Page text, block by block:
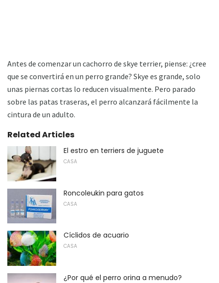
Antes de comenzar un cachorro de skye terrier, piense: ¿cree
que se convertirá en un perro grande? Skye es grande, solo
unas piernas cortas lo reducen visualmente. Pero parado
sobre las patas traseras, el perro alcanzará fácilmente la
cintura de un adulto.
Related Articles
El estro en terriers de juguete
CASA
Roncoleukin para gatos
CASA
Cíclidos de acuario
CASA
¿Por qué el perro orina a menudo?